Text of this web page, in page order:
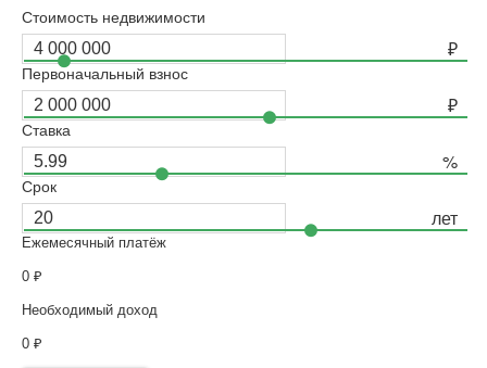
Стоимость недвижимости
Первоначальный взнос
Ставка
Срок
Ежемесячный платёж
0 ₽
Необходимый доход
0 ₽